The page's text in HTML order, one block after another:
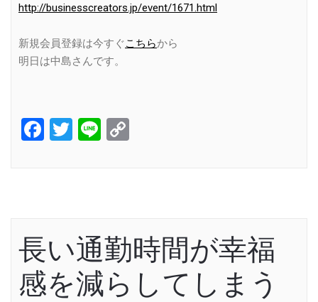
http://businesscreators.jp/event/1671.html
新規会員登録は今すぐこちらから
明日は中島さんです。
Facebook
Twitter
Line
長い通勤時間が幸福
感を減らしてしまう